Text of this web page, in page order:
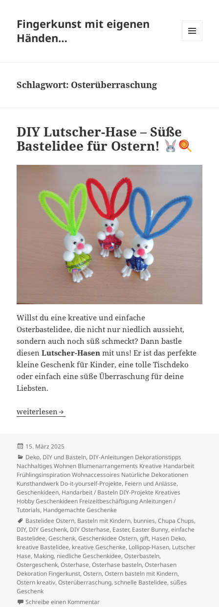
Fingerkunst mit eigenen
Händen…
Schlagwort: Osterüberraschung
DIY Lutscher-Hase – Süße
Bastelidee für Ostern!
Willst du eine kreative und einfache
Osterbastelidee, die nicht nur niedlich aussieht,
sondern auch noch süß schmeckt? Dann bastle
diesenLutscher-Hasen mit uns! Er ist das perfekte
kleine Geschenk für Kinder, eine tolle Tischdeko
oder einfach eine süße Überraschung für deine
Liebsten.
DIY Lutscher-Hase – Süße Bastelidee für Ostern!
weiterlesen
Veröffentlicht
am
15. März 2025
Kategorien
Deko, DIY und Basteln, DIY-Anleitungen Dekorationstipps
Nachhaltiges Wohnen Blumenarrangements Kreative Handarbeit
Frühlingsinspiration Wohnaccessoires Natürliche Dekorationen
Kunsthandwerk Do-it-yourself-Projekte, Feiern und Anlässe,
Geschenkideen, Handarbeit / Basteln DIY-Projekte Kreatives
Hobby Geschenkideen Freizeitbeschäftigung Anleitungen /
Tutorials, Handgemachte Geschenke
Schlagwörter
Bastelidee Ostern, Basteln mit Kindern, bunnies,Chupa Chups,
DIY, DIY Geschenk, DIY Osterhase, Easter, Easter Bunny,einfache
Bastelidee,Geschenk,Geschenkidee Ostern,gift, Hasen Deko,
kreative Bastelidee, kreative Geschenke, Lollipop-Hasen, Lutscher
Hase, Making, niedliche Geschenkidee,Osterbasteln,
Ostergeschenk,Osterhase,Osterhase basteln,Osterhasen
Dekoration Fingerkunst,Ostern,Ostern basteln mit Kindern,
Ostern kreativ,Osterüberraschung,schnelle Bastelidee,süßes
Geschenk
Schreibe einen Kommentarzu DIY Lutscher-Hase – Süße Bastelidee